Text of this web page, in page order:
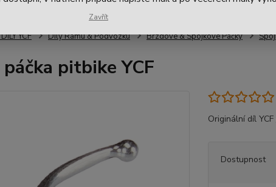
YCF Díly Rámu & Podvozku Brzdové & Spojkové Páčky
pitbike YCF
Originální díl YCF
Dostupnost
Zavřít